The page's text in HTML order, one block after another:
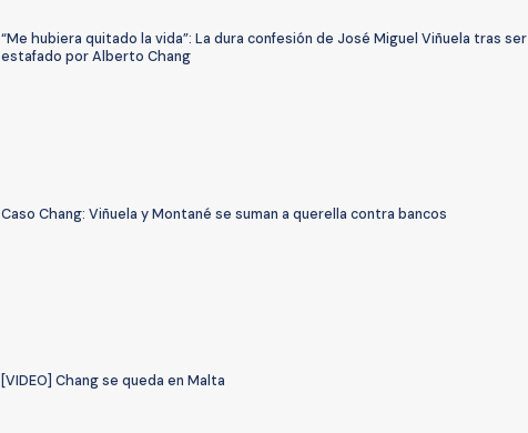
“Me hubiera quitado la vida”: La dura confesión de José Miguel Viñuela tras ser
estafado por Alberto Chang
Caso Chang: Viñuela y Montané se suman a querella contra bancos
[VIDEO] Chang se queda en Malta